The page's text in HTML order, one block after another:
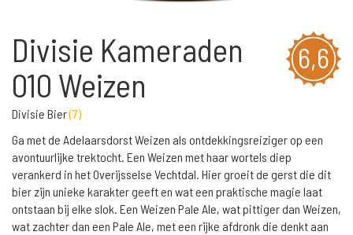
6,6
Divisie Kameraden
010 Weizen
Divisie Bier(7)
Ga met de Adelaarsdorst Weizen als ontdekkingsreiziger op een
avontuurlijke trektocht. Een Weizen met haar wortels diep
verankerd in het Overijsselse Vechtdal. Hier groeit de gerst die dit
bier zijn unieke karakter geeft en wat een praktische magie laat
ontstaan ​​bij elke slok. Een Weizen Pale Ale, wat pittiger dan Weizen,
wat zachter dan een Pale Ale, met een rijke afdronk die denkt aan